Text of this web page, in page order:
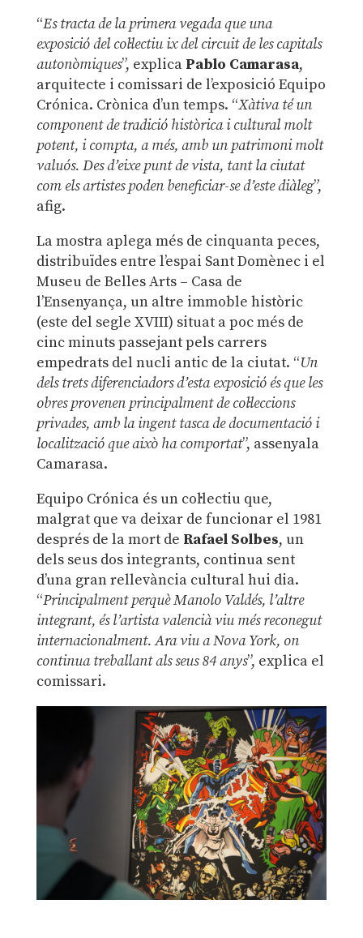
“Es tracta de la primera vegada que una
exposició del col·lectiu ix del circuit de les capitals
autonòmiques”, explica Pablo Camarasa,
arquitecte i comissari de l’exposició Equipo
Crónica. Crònica d’un temps. “Xàtiva té un
component de tradició històrica i cultural molt
potent, i compta, a més, amb un patrimoni molt
valuós. Des d’eixe punt de vista, tant la ciutat
com els artistes poden beneficiar-se d’este diàleg”,
afig.
La mostra aplega més de cinquanta peces,
distribuïdes entre l’espai Sant Domènec i el
Museu de Belles Arts – Casa de
l’Ensenyança, un altre immoble històric
(este del segle XVIII) situat a poc més de
cinc minuts passejant pels carrers
empedrats del nucli antic de la ciutat. “Un
dels trets diferenciadors d’esta exposició és que les
obres provenen principalment de col·leccions
privades, amb la ingent tasca de documentació i
localització que això ha comportat”, assenyala
Camarasa.
Equipo Crónica és un col·lectiu que,
malgrat que va deixar de funcionar el 1981
després de la mort de Rafael Solbes, un
dels seus dos integrants, continua sent
d’una gran rellevància cultural hui dia.
“Principalment perquè Manolo Valdés, l’altre
integrant, és l’artista valencià viu més reconegut
internacionalment. Ara viu a Nova York, on
continua treballant als seus 84 anys”, explica el
comissari.